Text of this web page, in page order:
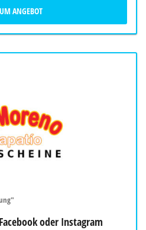
ANGEBOT
oder Instagram